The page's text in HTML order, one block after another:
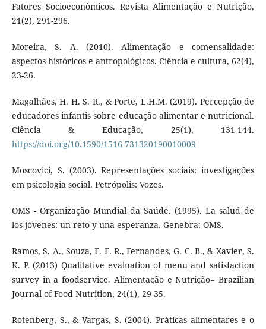
Fatores Socioeconômicos. Revista Alimentação e Nutrição,
21(2), 291-296.
Moreira, S. A. (2010). Alimentação e comensalidade:
aspectos históricos e antropológicos. Ciência e cultura, 62(4),
23-26.
Magalhães, H. H. S. R., & Porte, L.H.M. (2019). Percepção de
educadores infantis sobre educação alimentar e nutricional.
Ciência & Educação, 25(1), 131-144.
https://doi.org/10.1590/1516-731320190010009
Moscovici, S. (2003). Representações sociais: investigações
em psicologia social. Petrópolis: Vozes.
OMS - Organização Mundial da Saúde. (1995). La salud de
los jóvenes: un reto y una esperanza. Genebra: OMS.
Ramos, S. A., Souza, F. F. R., Fernandes, G. C. B., & Xavier, S.
K. P. (2013) Qualitative evaluation of menu and satisfaction
survey in a foodservice. Alimentação e Nutrição= Brazilian
Journal of Food Nutrition, 24(1), 29-35.
Rotenberg, S., & Vargas, S. (2004). Práticas alimentares e o